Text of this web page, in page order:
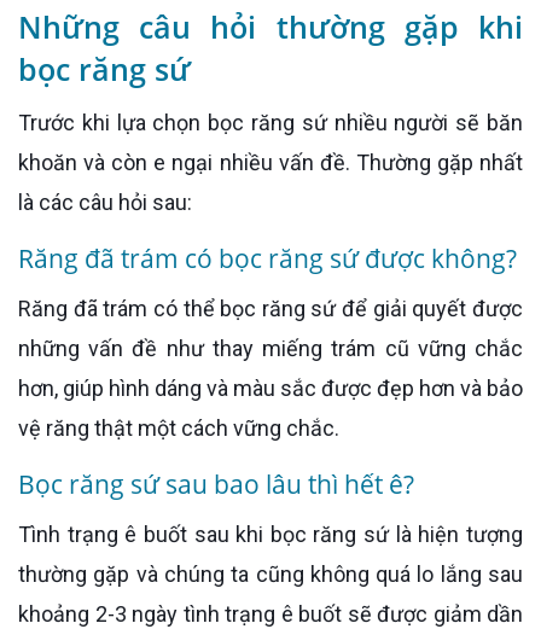
Những câu hỏi thường gặp khi
bọc răng sứ
Trước khi lựa chọn bọc răng sứ nhiều người sẽ băn
khoăn và còn e ngại nhiều vấn đề. Thường gặp nhất
là các câu hỏi sau:
Răng đã trám có bọc răng sứ được không?
Răng đã trám có thể bọc răng sứ để giải quyết được
những vấn đề như thay miếng trám cũ vững chắc
hơn, giúp hình dáng và màu sắc được đẹp hơn và bảo
vệ răng thật một cách vững chắc.
Bọc răng sứ sau bao lâu thì hết ê?
Tình trạng ê buốt sau khi bọc răng sứ là hiện tượng
thường gặp và chúng ta cũng không quá lo lắng sau
khoảng 2-3 ngày tình trạng ê buốt sẽ được giảm dần